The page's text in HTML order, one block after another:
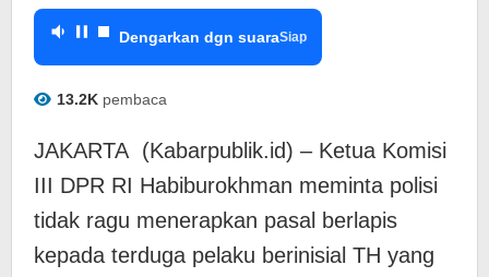
Dengarkan dgn suaraSiap
13.2K pembaca
JAKARTA (Kabarpublik.id) – Ketua Komisi
III DPR RI Habiburokhman meminta polisi
tidak ragu menerapkan pasal berlapis
kepada terduga pelaku berinisial TH yang